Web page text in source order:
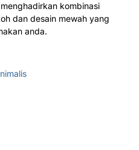
kombinasi
dan desain mewah yang
anda.